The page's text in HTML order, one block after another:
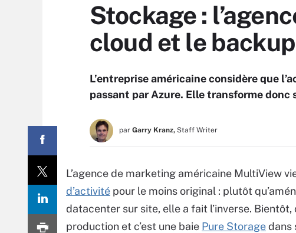
Stockage :
cloud et le
L’entreprise américaine considère que
passant par Azure. Elle transforme donc
par Garry Kranz, Staff Writer
L’agence de marketing américaine MultiView
d’activité pour le moins original : plutôt
datacenter sur site, elle a fait l’inverse. Bientôt,
production et c’est une baie Pure Storagedans